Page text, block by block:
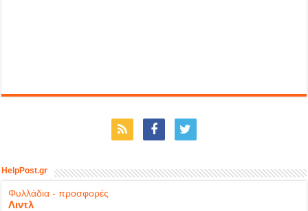
HelpPost.gr
Φυλλάδια - προσφορές
Λιντλ